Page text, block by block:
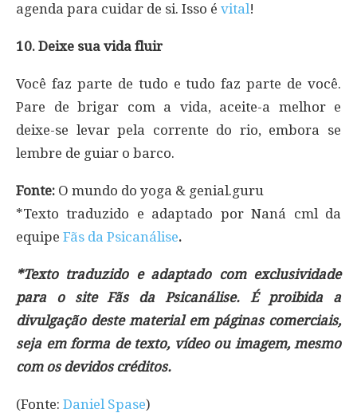
agenda para cuidar de si. Isso é vital!
10. Deixe sua vida fluir
Você faz parte de tudo e tudo faz parte de você.
Pare de brigar com a vida, aceite-a melhor e
deixe-se levar pela corrente do rio, embora se
lembre de guiar o barco.
Fonte: O mundo do yoga & genial.guru
*Texto traduzido e adaptado por Naná cml da
equipe Fãs da Psicanálise.
*Texto traduzido e adaptado com exclusividade
para o site Fãs da Psicanálise. É proibida a
divulgação deste material em páginas comerciais,
seja em forma de texto, vídeo ou imagem, mesmo
com os devidos créditos.
(Fonte: Daniel Spase)